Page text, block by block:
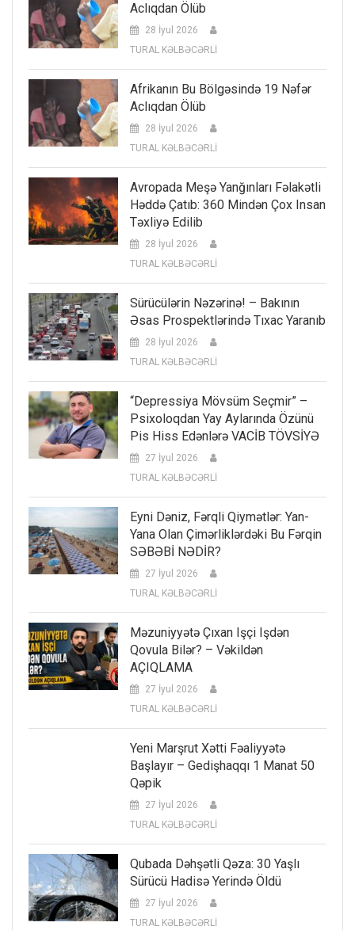
Aclıqdan Ölüb
28 İyul 2026
TURAL KƏLBƏCƏRLİ
Afrikanın Bu Bölgəsində 19 Nəfər
Aclıqdan Ölüb
28 İyul 2026
TURAL KƏLBƏCƏRLİ
Avropada Meşə Yanğınları Fəlakətli
Həddə Çatıb: 360 Mindən Çox Insan
Təxliyə Edilib
28 İyul 2026
TURAL KƏLBƏCƏRLİ
Sürücülərin Nəzərinə! – Bakının
Əsas Prospektlərində Tıxac Yaranıb
28 İyul 2026
TURAL KƏLBƏCƏRLİ
“Depressiya Mövsüm Seçmir” –
Psixoloqdan Yay Aylarında Özünü
Pis Hiss Edənlərə VACİB TÖVSİYƏ
27 İyul 2026
TURAL KƏLBƏCƏRLİ
Eyni Dəniz, Fərqli Qiymətlər: Yan-
Yana Olan Çimərliklərdəki Bu Fərqin
SƏBƏBİ NƏDİR?
27 İyul 2026
TURAL KƏLBƏCƏRLİ
Məzuniyyətə Çıxan Işçi Işdən
Qovula Bilər? – Vəkildən
AÇIQLAMA
27 İyul 2026
TURAL KƏLBƏCƏRLİ
Yeni Marşrut Xətti Fəaliyyətə
Başlayır – Gedişhaqqı 1 Manat 50
Qəpik
27 İyul 2026
TURAL KƏLBƏCƏRLİ
Qubada Dəhşətli Qəza: 30 Yaşlı
Sürücü Hadisə Yerində Öldü
27 İyul 2026
TURAL KƏLBƏCƏRLİ